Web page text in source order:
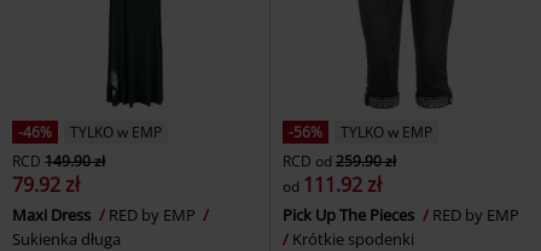
-46%
TYLKO w EMP
RCD 149.90 zł
79.92 zł
Maxi Dress
RED by EMP
Sukienka długa
-56%
TYLKO w EMP
RCD od 259.90 zł
od 111.92 zł
Pick Up The Pieces
RED by EMP
Krótkie spodenki